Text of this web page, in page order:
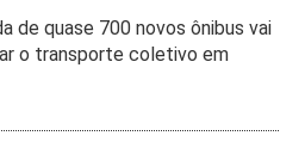
de quase 700 novos ônibus vai
o transporte coletivo em